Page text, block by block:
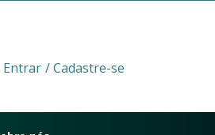
Entrar / Cadastre-se